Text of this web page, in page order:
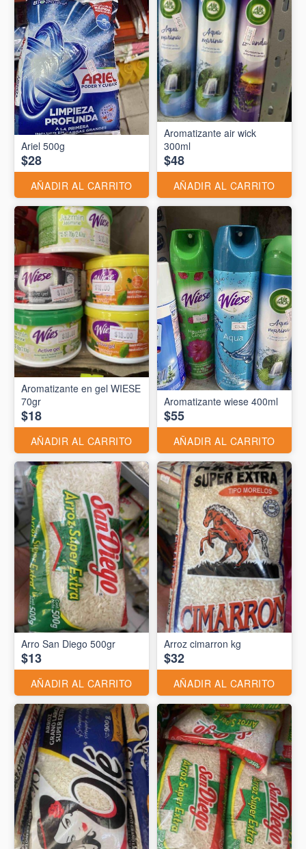
Ariel 500g
$28
AÑADIR AL CARRITO
Aromatizante air wick
300ml
$48
AÑADIR AL CARRITO
Aromatizante en gel WIESE
70gr
$18
AÑADIR AL CARRITO
Aromatizante wiese 400ml
$55
AÑADIR AL CARRITO
Arro San Diego 500gr
$13
AÑADIR AL CARRITO
Arroz cimarron kg
$32
AÑADIR AL CARRITO